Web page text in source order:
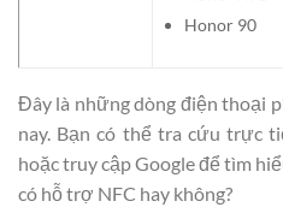
Honor 90
Đây là những dòng điện thoại
nay. Bạn có thể tra cứu trực
hoặc truy cập Google để tìm
có hỗ trợ NFC hay không?